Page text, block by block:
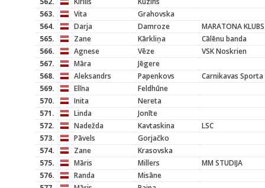
563.
Vita
Grahovska
564.
Darja Damroze
MARATONA KLUBS
565.
Zane Kārkliņa
Cālēnu banda
566.
Agnese Vēze
VSK Noskrien
567.
Māra
Jēgere
568.
Aleksandrs Papenkovs
Carnikavas
569.
Elīna
Feldhūne
570.
Inita
Nereta
571.
Linda
Jonīte
572.
Nadežda Kavtaskina
LSC
573.
Pāvels
Gorjačko
574.
Zane
Krasovska
575.
Māris Millers
MM STUDIJA
576.
Randa
Misāne